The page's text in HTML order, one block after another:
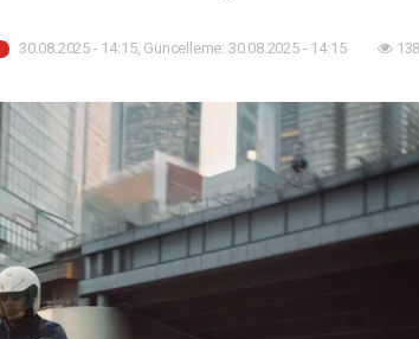
30.08.2025 - 14:15, Güncelleme: 30.08.2025 - 14:15